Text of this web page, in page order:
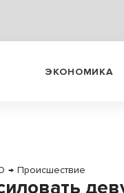
ЭКОНОМИКА
→ Происшествие